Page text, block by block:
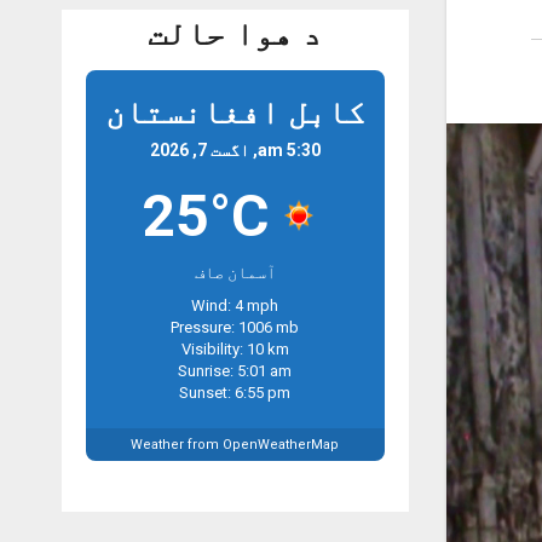
د هوا حالت
کابل افغانستان
5:30 am, اگست 7, 2026
25°C
آسمان صاف
Wind: 4 mph
Pressure: 1006 mb
Visibility: 10 km
Sunrise: 5:01 am
Sunset: 6:55 pm
Weather from OpenWeatherMap